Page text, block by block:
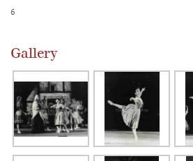
6
Gallery